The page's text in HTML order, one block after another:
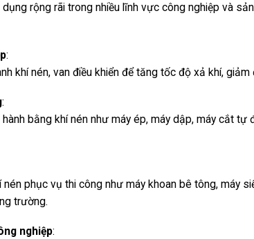
rộng rãi trong nhiều lĩnh vực công nghiệp và
:
khí nén, van điều khiển để tăng tốc độ xả khí,
:
bằng khí nén như máy ép, máy dập, máy cắt tự
phục vụ thi công như máy khoan bê tông, máy
trường.
nghiệp: